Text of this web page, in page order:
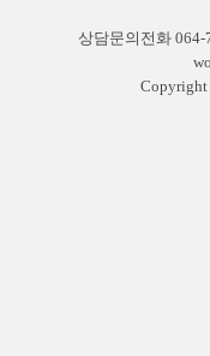
상담문의전화 064-
Copyright